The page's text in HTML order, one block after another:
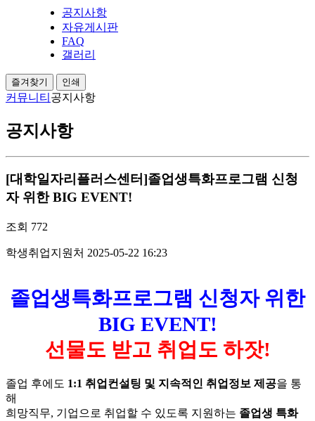
공지사항
자유게시판
FAQ
갤러리
즐겨찾기 인쇄
커뮤니티 공지사항
공지사항
[대학일자리플러스센터]졸업생특화프로그램 신청
자 위한 BIG EVENT!
조회 772
학생취업지원처 2025-05-22 16:23
졸업생특화프로그램 신청자 위한
BIG EVENT!
선물도 받고 취업도 하잣!
졸업 후에도 1:1 취업컨설팅 및 지속적인 취업정보 제공을 통
해
희망직무, 기업으로 취업할 수 있도록 지원하는 졸업생 특화